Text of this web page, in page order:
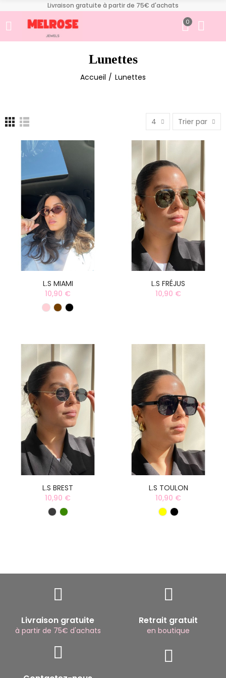
Livraison gratuite à partir de 75€ d'achats
0
Lunettes
Accueil Lunettes
4 Trier par
L.S MIAMI
10,90 €
L.S FRÉJUS
10,90 €
L.S BREST
10,90 €
L.S TOULON
10,90 €
Livraison gratuite
à partir de 75€ d'achats
Retrait gratuit
en boutique